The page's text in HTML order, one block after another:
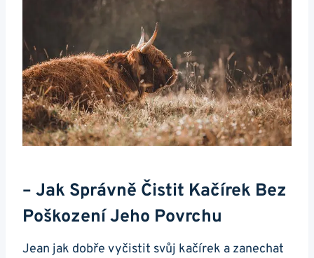
– Jak Správně Čistit Kačírek Bez
Poškození Jeho⁤ Povrchu
Jean jak dobře vyčistit svůj kačírek a⁢ zanechat